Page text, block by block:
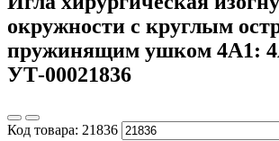
окружности с круглым
пружинящим ушком 4А1:
УТ-00021836
Код товара: 21836